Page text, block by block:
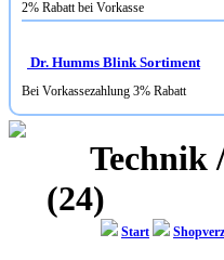
2% Rabatt bei Vorkasse
Dr. Humms Blink Sortiment
Bei Vorkassezahlung 3% Rabatt
Technik
(24)
Start